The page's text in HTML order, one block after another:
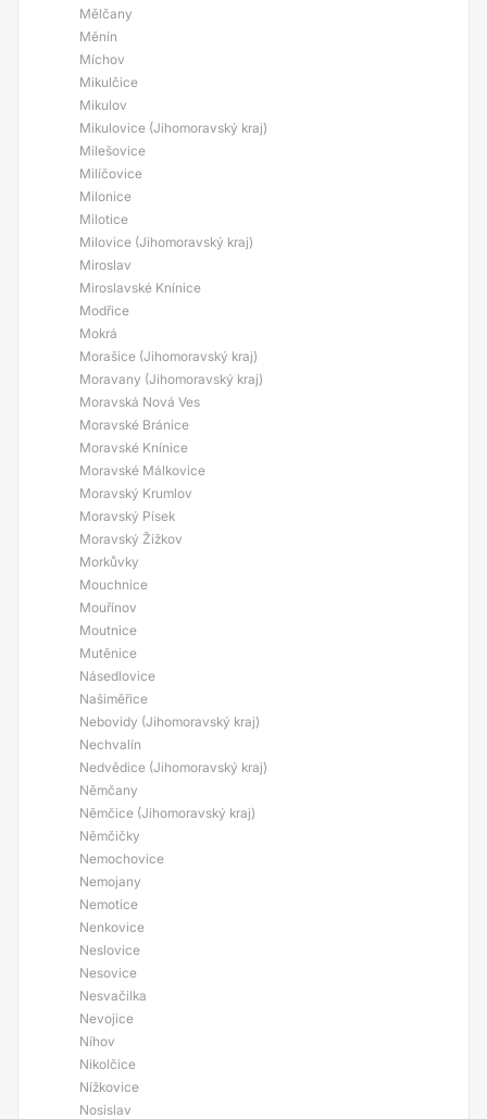
Mělčany
Měnín
Míchov
Mikulčice
Mikulov
Mikulovice (Jihomoravský kraj)
Milešovice
Milíčovice
Milonice
Milotice
Milovice (Jihomoravský kraj)
Miroslav
Miroslavské Knínice
Modřice
Mokrá
Morašice (Jihomoravský kraj)
Moravany (Jihomoravský kraj)
Moravská Nová Ves
Moravské Bránice
Moravské Knínice
Moravské Málkovice
Moravský Krumlov
Moravský Písek
Moravský Žižkov
Morkůvky
Mouchnice
Mouřínov
Moutnice
Mutěnice
Násedlovice
Našiměřice
Nebovidy (Jihomoravský kraj)
Nechvalín
Nedvědice (Jihomoravský kraj)
Němčany
Němčice (Jihomoravský kraj)
Němčičky
Nemochovice
Nemojany
Nemotice
Nenkovice
Neslovice
Nesovice
Nesvačilka
Nevojice
Níhov
Nikolčice
Nížkovice
Nosislav